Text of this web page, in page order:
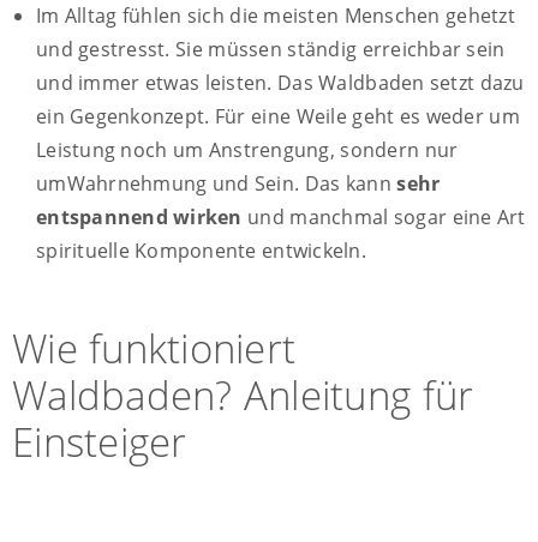
Im Alltag fühlen sich die meisten Menschen gehetzt
und gestresst. Sie müssen ständig erreichbar sein
und immer etwas leisten. Das Waldbaden setzt dazu
ein Gegenkonzept. Für eine Weile geht es weder um
Leistung noch um Anstrengung, sondern nur
umWahrnehmung und Sein. Das kannsehr
entspannend wirken und manchmal sogar eine Art
spirituelle Komponente entwickeln.
Wie funktioniert
Waldbaden? Anleitung für
Einsteiger